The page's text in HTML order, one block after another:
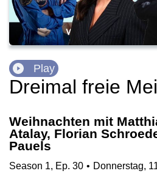
Play
Dreimal freie
Weihnachten mit
Atalay, Florian
Pauels
Season 1, Ep. 30 • Donnerstag,